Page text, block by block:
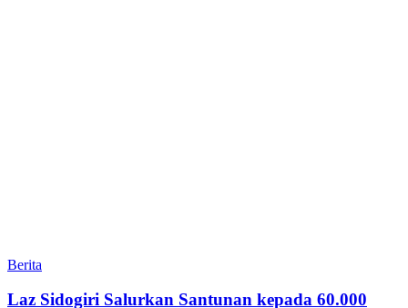
Berita
Laz Sidogiri Salurkan Santunan kepada 60.000